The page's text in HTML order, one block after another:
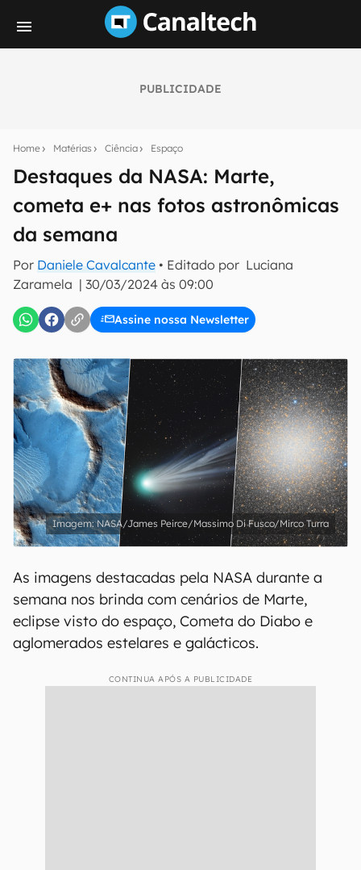
PUBLICIDADE
Home Matérias Ciência Espaço
Destaques da NASA: Marte,
cometa e+ nas fotos astronômicas
da semana
Por Daniele Cavalcante • Editado por Luciana
Zaramela | 30/03/2024 às 09:00
Assine nossa Newsletter
notícias e reviews sobre tecnologia em primeira
mão.
E-mail
inscreva-se
Confirmo que li, aceito e concordo com os Termos de
Uso e Política de Privacidade do Canaltech.
NASA/James Peirce/Massimo Di Fusco/Mirco Turra
As imagens destacadas pela NASA durante a
semana nos brinda com cenários de Marte,
eclipse visto do espaço, Cometa do Diabo e
aglomerados estelares e galácticos.
CONTINUA APÓS A PUBLICIDADE